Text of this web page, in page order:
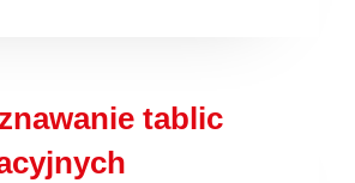
is external)
tablic